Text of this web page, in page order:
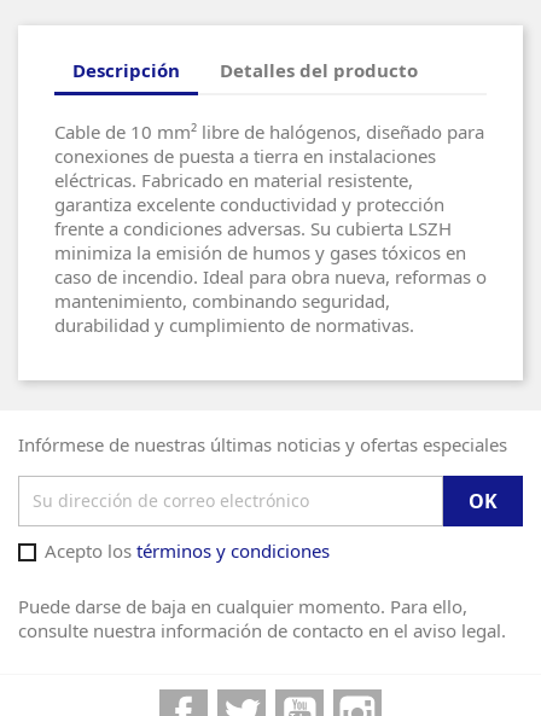
Descripción Detalles del producto
Cable de 10 mm² libre de halógenos, diseñado para
conexiones de puesta a tierra en instalaciones
eléctricas. Fabricado en material resistente,
garantiza excelente conductividad y protección
frente a condiciones adversas. Su cubierta LSZH
minimiza la emisión de humos y gases tóxicos en
caso de incendio. Ideal para obra nueva, reformas o
mantenimiento, combinando seguridad,
durabilidad y cumplimiento de normativas.
Infórmese de nuestras últimas noticias y ofertas especiales
Acepto los términos y condiciones
Puede darse de baja en cualquier momento. Para ello,
consulte nuestra información de contacto en el aviso legal.
FacebookTwitter YouTube